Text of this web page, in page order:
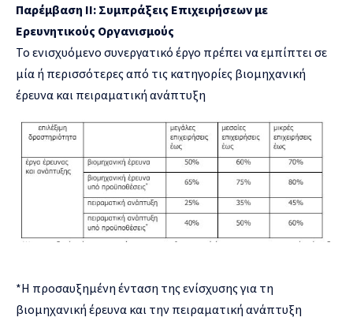
Παρέμβαση II: Συμπράξεις Επιχειρήσεων με
Ερευνητικούς Οργανισμούς
Το ενισχυόμενο συνεργατικό έργο πρέπει να εμπίπτει σε
μία ή περισσότερες από τις κατηγορίες βιομηχανική
έρευνα και πειραματική ανάπτυξη
*Η προσαυξημένη ένταση της ενίσχυσης για τη
βιομηχανική έρευνα και την πειραματική ανάπτυξη